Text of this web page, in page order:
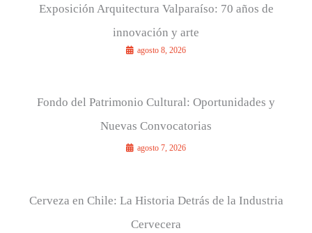
Exposición Arquitectura Valparaíso: 70 años de
innovación y arte
agosto 8, 2026
Fondo del Patrimonio Cultural: Oportunidades y
Nuevas Convocatorias
agosto 7, 2026
Cerveza en Chile: La Historia Detrás de la Industria
Cervecera